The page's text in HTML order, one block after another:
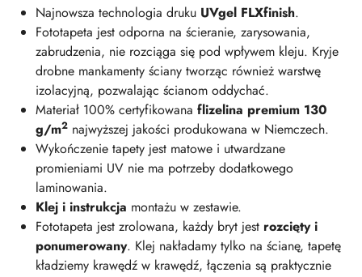
Najnowsza technologia druku UVgel FLXfinish.
Fototapeta jest odporna na ścieranie, zarysowania,
zabrudzenia, nie rozciąga się pod wpływem kleju. Kryje
drobne mankamenty ściany tworząc również warstwę
izolacyjną, pozwalając ścianom oddychać.
Materiał 100% certyfikowana flizelina premium 130
g/m2 najwyższej jakości produkowana w Niemczech.
Wykończenie tapety jest matowe i utwardzane
promieniami UV nie ma potrzeby dodatkowego
laminowania.
Klej i instrukcja montażu w zestawie.
Fototapeta jest zrolowana, każdy bryt jest rozcięty i
ponumerowany. Klej nakładamy tylko na ścianę, tapetę
kładziemy krawędź w krawędź, łączenia są praktycznie